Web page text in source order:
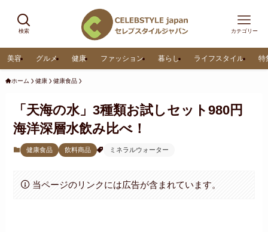
検索 カテゴリー
美容 グルメ 健康 ファッション 暮らし ライフスタイル 特
ホーム 健康 健康食品
「天海の水」3種類お試しセット980円
海洋深層水飲み比べ！
健康食品 飲料商品 ミネラルウォーター
当ページのリンクには広告が含まれています。